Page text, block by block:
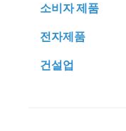
소비자 제품
전자제품
건설업